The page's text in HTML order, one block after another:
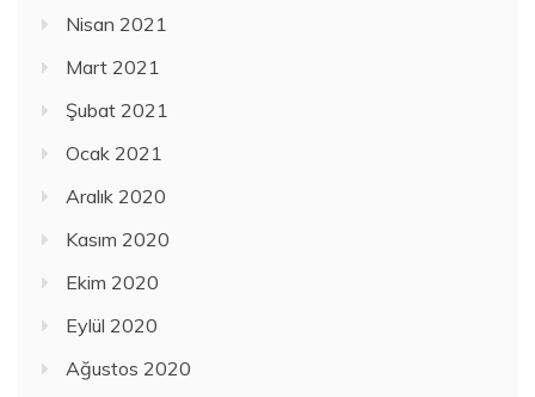
Nisan 2021
Mart 2021
Şubat 2021
Ocak 2021
Aralık 2020
Kasım 2020
Ekim 2020
Eylül 2020
Ağustos 2020